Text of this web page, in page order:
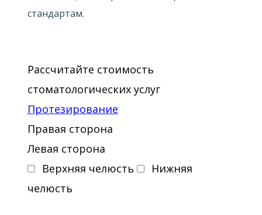
стандартам.
Рассчитайте стоимость
стоматологических услуг
Протезирование
Правая сторона
Левая сторона
Верхняя челюсть
Нижняя
челюсть